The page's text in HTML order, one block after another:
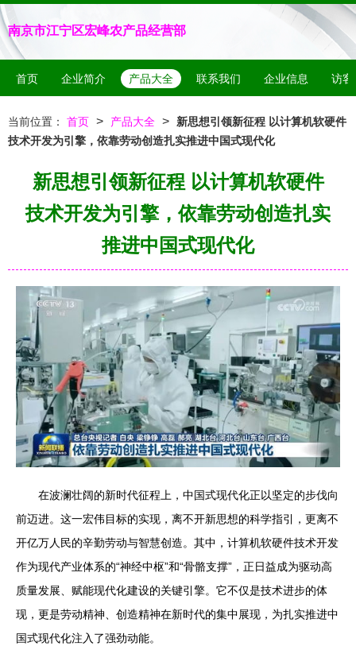
南京市江宁区宏峰农产品经营部
首页 企业简介 产品大全 联系我们 企业信息 访客
当前位置： 首页 > 产品大全 >
新思想引领新征程 以计算机软硬件
技术开发为引擎，依靠劳动创造扎实推进中国式现代化
新思想引领新征程 以计算机软硬件
技术开发为引擎，依靠劳动创造扎实
推进中国式现代化
在波澜壮阔的新时代征程上，中国式现代化正以坚定的步伐向
前迈进。这一宏伟目标的实现，离不开新思想的科学指引，更离不
开亿万人民的辛勤劳动与智慧创造。其中，计算机软硬件技术开发
作为现代产业体系的“神经中枢”和“骨骼支撑”，正日益成为驱动高
质量发展、赋能现代化建设的关键引擎。它不仅是技术进步的体
现，更是劳动精神、创造精神在新时代的集中展现，为扎实推进中
国式现代化注入了强劲动能。